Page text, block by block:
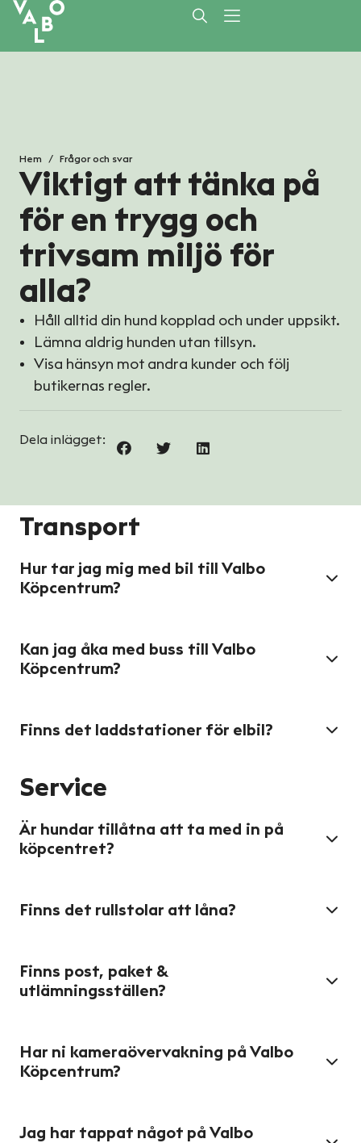
Hem / Frågor och svar
Viktigt att tänka på
för en trygg och
trivsam miljö för
alla?
Håll alltid din hund kopplad och under uppsikt.
Lämna aldrig hunden utan tillsyn.
Visa hänsyn mot andra kunder och följ
butikernas regler.
Dela inlägget:
Transport
Hur tar jag mig med bil till Valbo
Köpcentrum?
Kan jag åka med buss till Valbo
Köpcentrum?
Finns det laddstationer för elbil?
Service
Är hundar tillåtna att ta med in på
köpcentret?
Finns det rullstolar att låna?
Finns post, paket &
utlämningsställen?
Har ni kameraövervakning på Valbo
Köpcentrum?
Jag har tappat något på Valbo